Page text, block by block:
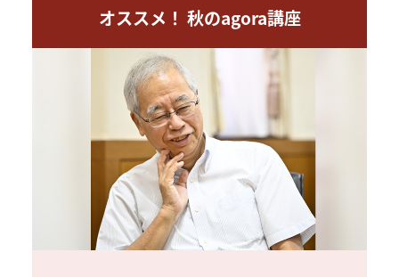
オススメ！ 秋のagora講座